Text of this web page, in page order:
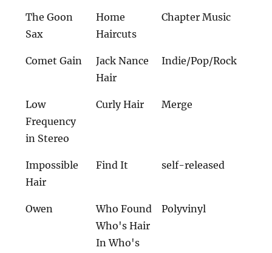
The Goon
Sax
Home
Haircuts
Chapter Music
Comet Gain
Jack Nance
Hair
Indie/Pop/Rock
Low
Frequency
in Stereo
Curly Hair Merge
Impossible
Hair
Find It self-released
Owen
Who Found
Who's Hair
In Who's
Polyvinyl